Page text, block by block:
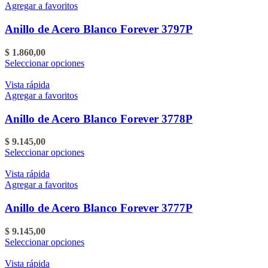
del
producto
Las
pueden
elegir
del
producto
Agregar a favoritos
Anillo de Acero Blanco Forever 3797P
$ 1.860,00
Seleccionar opcionesEste
Las
opciones
pueden
elegir
del
producto
Vista rápida
Agregar a favoritos
Anillo de Acero Blanco Forever 3778P
$ 9.145,00
Seleccionar opcionesEste
Las
opciones
elegir
Vista rápida
Agregar a favoritos
Anillo de Acero Blanco Forever 3777P
$ 9.145,00
Seleccionar opcionesEste
Vista rápida